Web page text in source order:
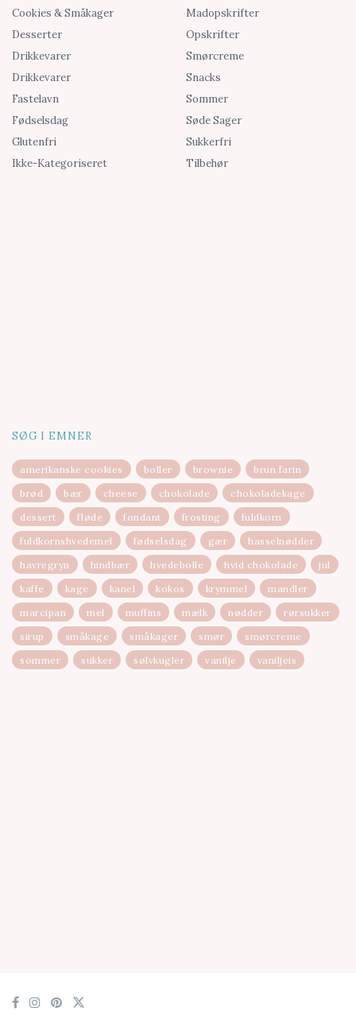
Cookies & Småkager
Desserter
Drikkevarer
Drikkevarer
Fastelavn
Fødselsdag
Glutenfri
Ikke-Kategoriseret
Madopskrifter
Opskrifter
Smørcreme
Snacks
Sommer
Søde Sager
Sukkerfri
Tilbehør
SØG I EMNER
amerikanske cookies boller brownie
brun farin
brød
bær cheese chokolade
chokoladekage
dessert
fløde fondant frosting
fuldkorn
fuldkornshvedemel
fødselsdag gær
hasselnødder
havregryn
hindbær hvedebolle hvid chokolade
jul
kaffe
kage kanel kokos krymmel
mandler
marcipan
mel muffins mælk nødder
rørsukker
sirup
småkage småkager smør
smørcreme
sommer
sukker sølvkugler vanilje vaniljeis